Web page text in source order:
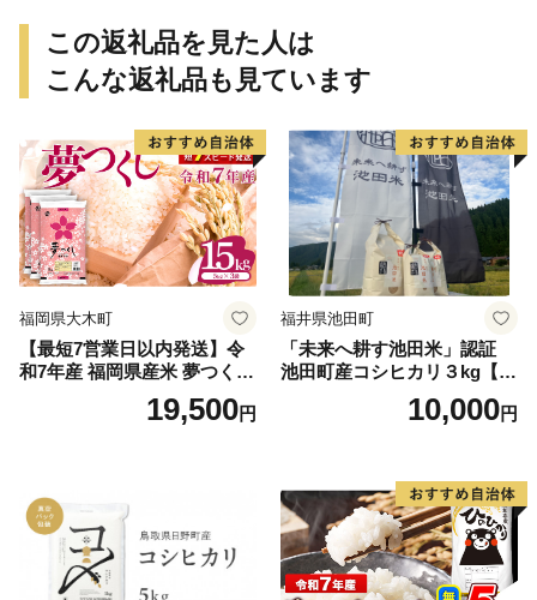
この返礼品を見た人は
こんな返礼品も見ています
福岡県大木町
【最短7営業日以内発送】令
和7年産 福岡県産米 夢つくし
15kg 精米 ※北海道・沖縄・
19,500円
福井県池田町
「未来へ耕す池田米」認証
池田町産コシヒカリ３kg【お
1人様につき３セットまで】
10,000円